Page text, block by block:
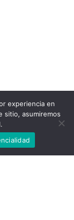
experiencia en
sitio, asumiremos